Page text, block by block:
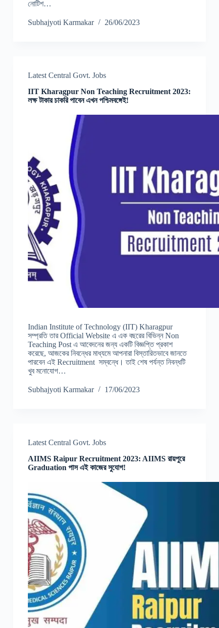
নোটিশ…
Subhajyoti Karmakar 26/06/2023
Latest Central Govt. Jobs
IIT Kharagpur Non Teaching Recruitment 2023:
লক্ষ টাকার চাকরি পাবেন এখন পশ্চিমবঙ্গেই!
Indian Institute of Technology (IIT) Kharagpur
সম্প্রতি তার Official Website এ এক বছরের বিভিন্ন Non
Teaching Post এ আবেদনের জন্য একটি বিজ্ঞপ্তি প্রকাশ
করেছে, আজকের নিবন্ধের মাধ্যমে আপনারা বিস্তারিতভাবে জানতে
পারবেন এই Recruitment সম্বন্ধে। তাই শেষ পর্যন্ত নিবন্ধটি
খুব মনোযোগ…
Subhajyoti Karmakar 17/06/2023
Latest Central Govt. Jobs
AIIMS Raipur Recruitment 2023: AIIMS রায়পুরে
Graduation পাস এই কাজের সুযোগ!